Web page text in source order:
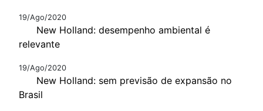
19/Ago/2020
New Holland: desempenho ambiental é
relevante
19/Ago/2020
New Holland: sem previsão de expansão no
Brasil